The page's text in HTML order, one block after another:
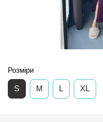
Розміри
S M L XL